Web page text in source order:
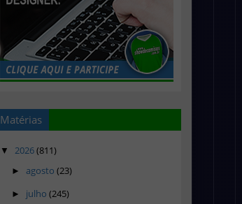
Matérias
▼ 2026(811)
► agosto (23)
► julho (245)